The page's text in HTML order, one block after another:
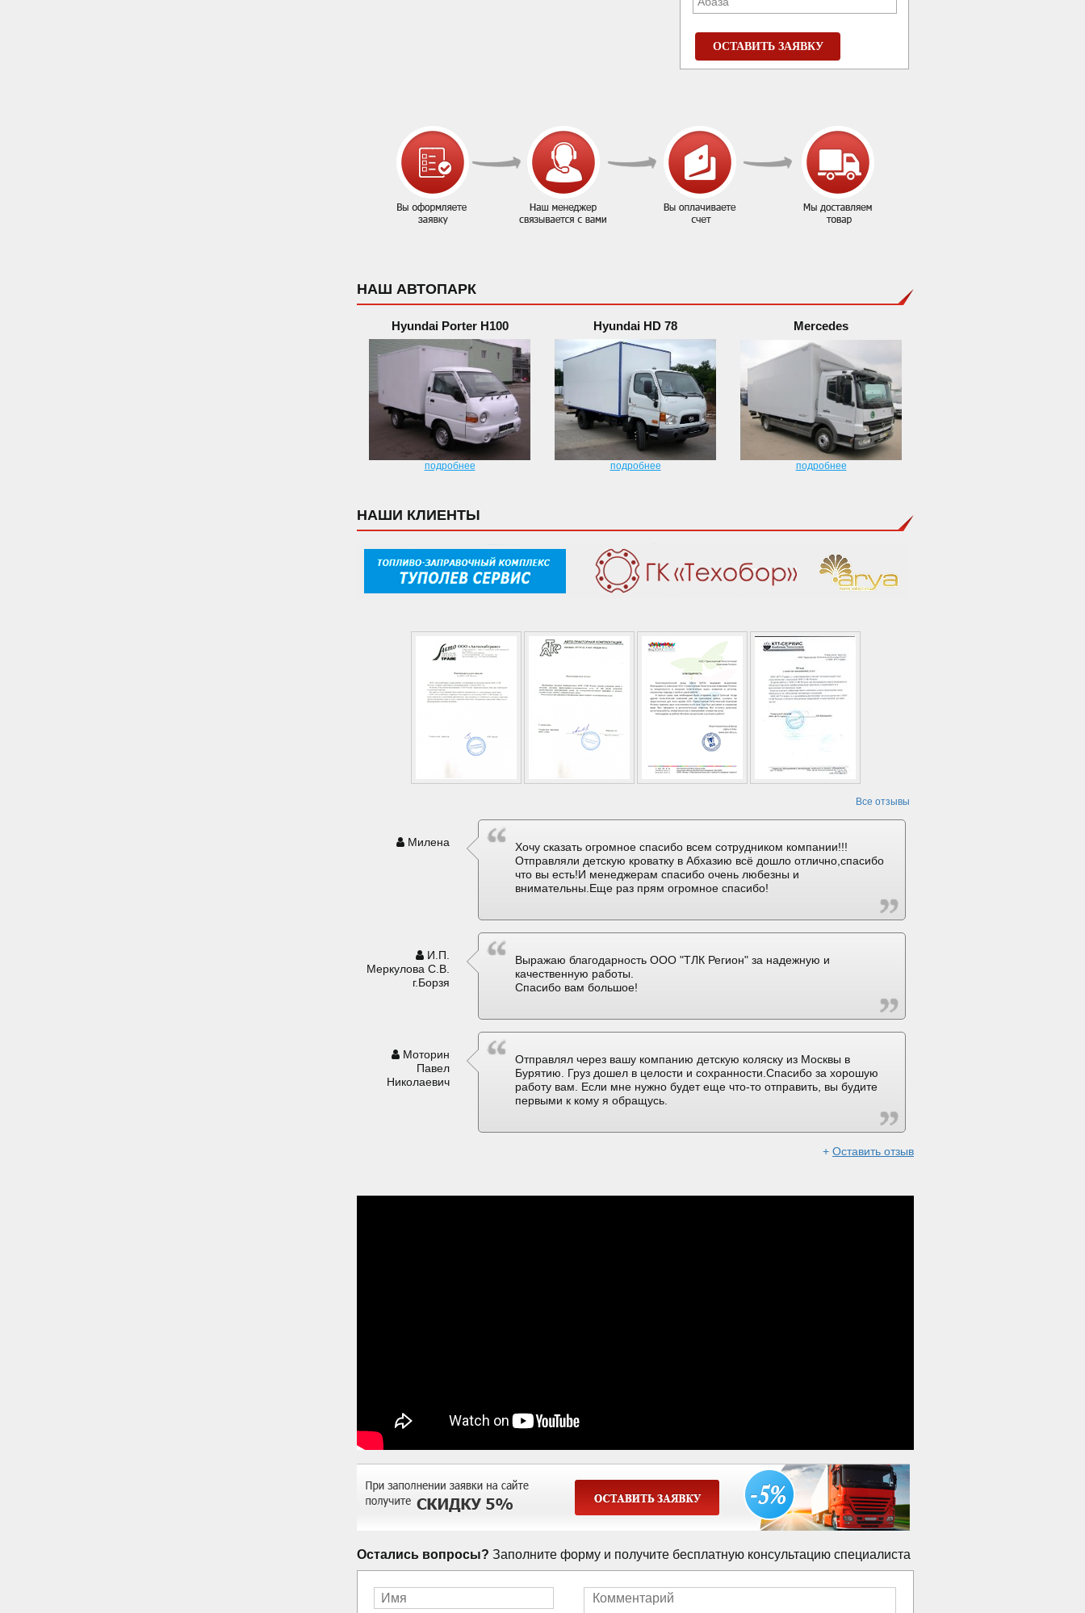
ОСТАВИТЬ ЗАЯВКУ
НАШ АВТОПАРК
Hyundai Porter H100
подробнее
Hyundai HD 78
подробнее
Mercedes
подробнее
НАШИ КЛИЕНТЫ
Все отзывы
Милена
Хочу сказать огромное спасибо всем сотрудником компании!!!
Отправляли детскую кроватку в Абхазию всё дошло отлично,спасибо
что вы есть!И менеджерам спасибо очень любезны и
внимательны.Еще раз прям огромное спасибо!
И.П.
Меркулова С.В.
г.Борзя
Выражаю благодарность ООО "ТЛК Регион" за надежную и
качественную работы.
Спасибо вам большое!
Моторин
Павел
Николаевич
Отправлял через вашу компанию детскую коляску из Москвы в
Бурятию. Груз дошел в целости и сохранности.Спасибо за хорошую
работу вам. Если мне нужно будет еще что-то отправить, вы будите
первыми к кому я обращусь.
+ Оставить отзыв
Остались вопросы? Заполните форму и получите бесплатную консультацию специалиста